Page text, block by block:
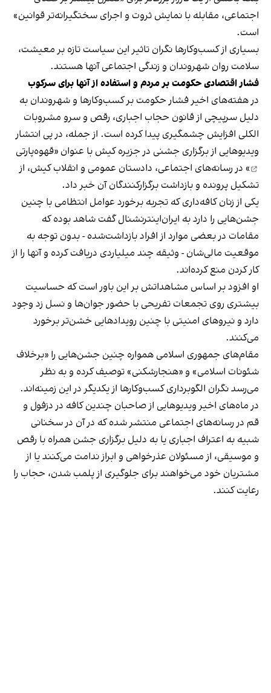
اجتماعی، مقابله با نمایش ثروت و اجرای سختگیرانه‌تر قوانین»
است.
بسیاری از کسب‌وکارها نگران تاثیر این سیاست‌ تازه بر معیشت،
سلامت روان شهروندان و زندگی اجتماعی آنها هستند.
فشار اقتصادی حکومت بر مردم و استفاده از آنها برای سرکوب
در هفته‌های اخیر فشار حکومت بر کسب‌وکارها و شهروندان به
دلیل سرپیچی از قانون حجاب اجباری، رقص و سرو مشروبات
الکلی افزایش چشمگیری پیدا کرده است. از جمله، در پی انتشار
ویدیوهایی از برگزاری جشنی در جزیره کیش با عنوان «قهوه‌پارتی
» در رسانه‌های اجتماعی، دادستان عمومی و انقلاب کیش، از
تشکیل پرونده و بازداشت برگزارکنندگان آن خبر داد.
یکی از زنان کافه‌داری که تجربه برخورد عوامل انتظامی با چنین
جشن‌هایی را دارد به ایران‌اینترنشنال گفت شاهد بوده که
مقامات در بعضی موارد از افراد بازداشت‌‌شده - بدون توجه به
موقعیت مالی‌شان - وثیقه چند میلیاردی دریافت کرده و آنها را از
کار کردن منع کرده‌اند.
او افزود بر اساس مشاهداتش بر این باور است که حساسیت
بیشتری روی تجمعات تفریحی با حضور جوان‌ها و نسل زد وجود
دارد و نیروهای امنیتی با چنین رویدادهایی خشن‌تر برخورد
می‌کنند.
مقام‌های جمهوری اسلامی همواره چنین جشن‌هایی را «برخلاف
شئونات اسلامی» و «هنجارشکنی» توصیف کرده و به نظر
می‌رسد نگران الگوبرداری کسب‌وکارها از یکدیگر در این زمینه‌اند.
در ماه‌های اخیر ویدیوهایی از صاحبان چندین کافه در دزفول و
قم در رسانه‌های اجتماعی منتشر شده که در آن در سخنانی
شبیه به اعتراف اجباری یا به دلیل برگزاری جشن همراه با رقص
و موسیقی، از مسئولان عذرخواهی و ابراز ندامت می‌کنند یا از
مشتریان خود می‌خواهند برای جلوگیری از پلمب شدن، حجاب را
رعایت کنند.